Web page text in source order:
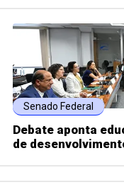
Senado Federal
Debate aponta
de